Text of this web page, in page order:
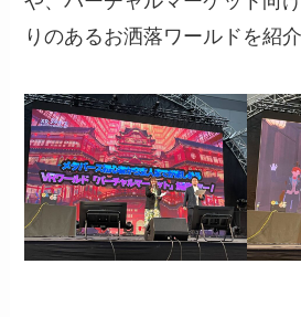
りのあるお洒落ワールドを紹